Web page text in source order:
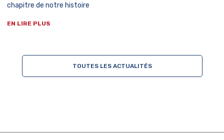
chapitre de notre histoire
EN LIRE PLUS
TOUTES LES ACTUALITÉS